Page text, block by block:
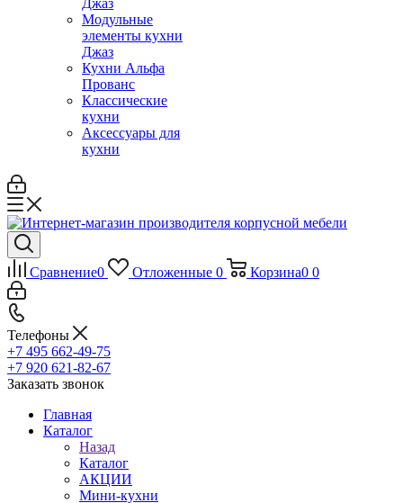
Джаз
Модульные
элементы кухни
Джаз
Кухни Альфа
Прованс
Классические
кухни
Аксессуары для
кухни
Сравнение0 Отложенные 0 Корзина0 0
Телефоны
+7 495 662-49-75
+7 920 621-82-67
Заказать звонок
Главная
Каталог
Назад
Каталог
АКЦИИ
Мини-кухни